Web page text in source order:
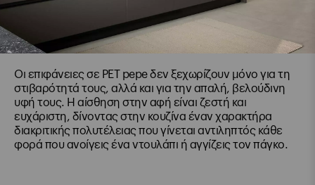
Οι επιφάνειες σε PET pepe δεν ξεχωρίζουν μόνο για τη
στιβαρότητά τους, αλλά και για την απαλή, βελούδινη
υφή τους. Η αίσθηση στην αφή είναι ζεστή και
ευχάριστη, δίνοντας στην κουζίνα έναν χαρακτήρα
διακριτικής πολυτέλειας που γίνεται αντιληπτός κάθε
φορά που ανοίγεις ένα ντουλάπι ή αγγίζεις τον πάγκο.